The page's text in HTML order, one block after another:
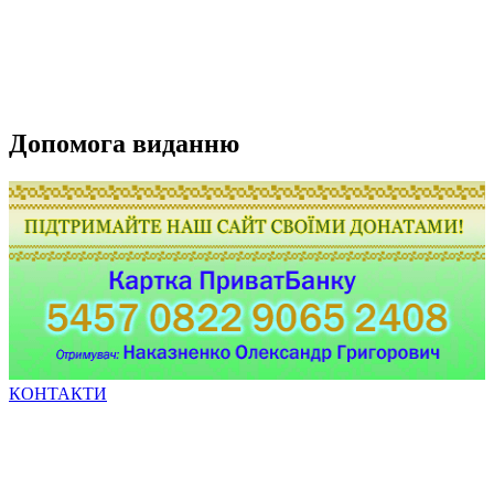
Допомога виданню
КОНТАКТИ